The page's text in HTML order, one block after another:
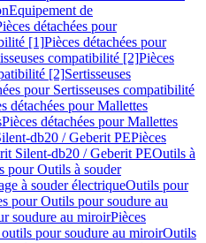
Equipement de
détachées pour
[1]Pièces détachées pour
compatibilité [2]Pièces
[2]Sertisseuses
pour Sertisseuses compatibilité
détachées pour Mallettes
Pièces détachées pour Mallettes
db20 / Geberit PEPièces
Silent-db20 / Geberit PEOutils à
pour Outils à souder
à souder électriqueOutils pour
pour Outils pour soudure au
soudure au miroirPièces
pour soudure au miroirOutils